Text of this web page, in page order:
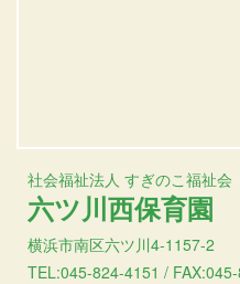
社会福祉法人 すぎのこ福祉会
六ツ川西保育園
横浜市南区六ツ川4-1157-2
TEL:045-824-4151 /